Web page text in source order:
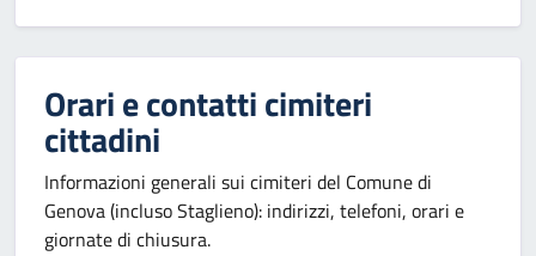
Orari e contatti cimiteri
cittadini
Informazioni generali sui cimiteri del Comune di
Genova (incluso Staglieno): indirizzi, telefoni, orari e
giornate di chiusura.